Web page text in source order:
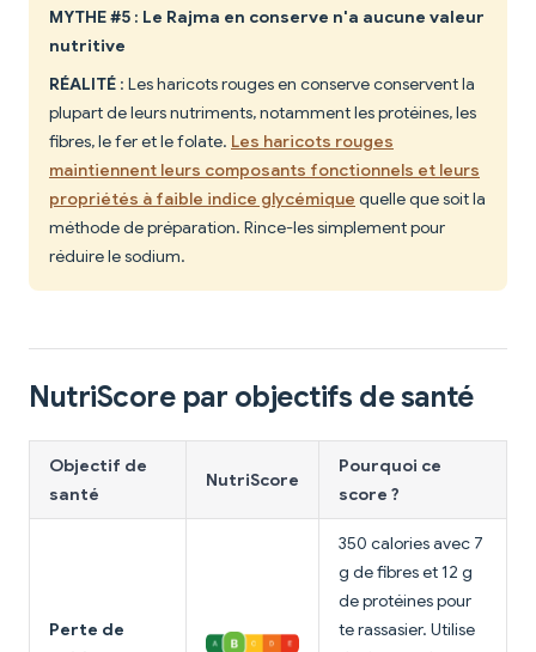
MYTHE #5 : Le Rajma en conserve n'a aucune valeur
nutritive
RÉALITÉ : Les haricots rouges en conserve conservent la
plupart de leurs nutriments, notamment les protéines, les
fibres, le fer et le folate. Les haricots rouges
maintiennent leurs composants fonctionnels et leurs
propriétés à faible indice glycémique quelle que soit la
méthode de préparation. Rince-les simplement pour
réduire le sodium.
NutriScore par objectifs de santé
Objectif de
santé
NutriScore
Pourquoi ce
score ?
Perte de
350 calories avec 7
g de fibres et 12 g
de protéines pour
te rassasier. Utilise